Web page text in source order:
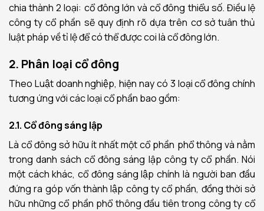
chia thành 2 loại: cổ đông lớn và cổ đông thiểu số. Điều lệ
công ty cổ phần sẽ quy định rõ dựa trên cơ sở tuân thủ
luật pháp về tỉ lệ để có thể được coi là cổ đông lớn.
2. Phân loại cổ đông
Theo Luật doanh nghiệp, hiện nay có 3 loại cổ đông chính
tương ứng với các loại cổ phần bao gồm:
2.1. Cổ đông sáng lập
Là cổ đông sở hữu ít nhất một cổ phần phổ thông và nằm
trong danh sách cổ đông sáng lập công ty cổ phần. Nói
một cách khác, cổ đông sáng lập chính là người ban đầu
đứng ra góp vốn thành lập công ty cổ phần, đồng thời sở
hữu những cổ phần phổ thông đầu tiên trong công ty cổ